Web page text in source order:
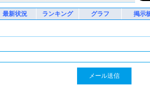
最新状況 ランキング グラフ 掲示